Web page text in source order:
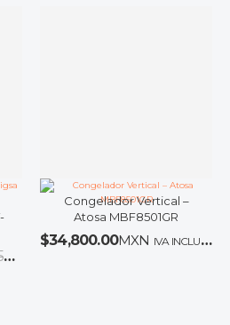
Congelador Vertical –
Atosa MBF8501GR
$34,800.00MXN IVA INCLUIDO